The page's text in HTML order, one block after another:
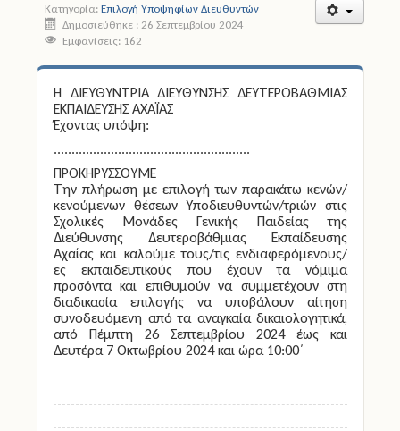
Ηλεκτρονικές Υπηρεσίες
Κατηγορία: Επιλογή Υποψηφίων Διευθυντών
Δημοσιεύθηκε : 26 Σεπτεμβρίου 2024
Εμφανίσεις: 162
Η ΔΙΕΥΘΥΝΤΡΙΑ ΔΙΕΥΘΥΝΣΗΣ ΔΕΥΤΕΡΟΒΑΘΜΙΑΣ
ΕΚΠΑΙΔΕΥΣΗΣ ΑΧΑΪΑΣ
Έχοντας υπόψη:
.......................................................
ΠΡΟΚΗΡΥΣΣΟΥΜΕ
Την πλήρωση με επιλογή των παρακάτω κενών/
κενούμενων θέσεων Υποδιευθυντών/τριών στις
Σχολικές Μονάδες Γενικής Παιδείας της
Διεύθυνσης Δευτεροβάθμιας Εκπαίδευσης
Αχαΐας και καλούμε τους/τις ενδιαφερόμενους/
ες εκπαιδευτικούς που έχουν τα νόμιμα
προσόντα και επιθυμούν να συμμετέχουν στη
διαδικασία επιλογής να υποβάλουν αίτηση
συνοδευόμενη από τα αναγκαία δικαιολογητικά,
από Πέμπτη 26 Σεπτεμβρίου 2024 έως και
Δευτέρα 7 Οκτωβρίου 2024 και ώρα 10:00΄